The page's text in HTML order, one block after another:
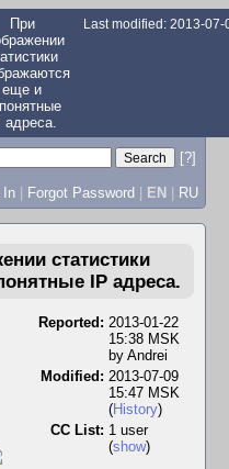
При
еще и
адреса.
Last modified: 2013-07-
[?]
In | Forgot Password | EN | RU
статистики
IP адреса.
Reported: 2013-01-22
15:38 MSK
by Andrei
Modified: 2013-07-09
15:47 MSK
(History)
CC List: 1 user
(show)